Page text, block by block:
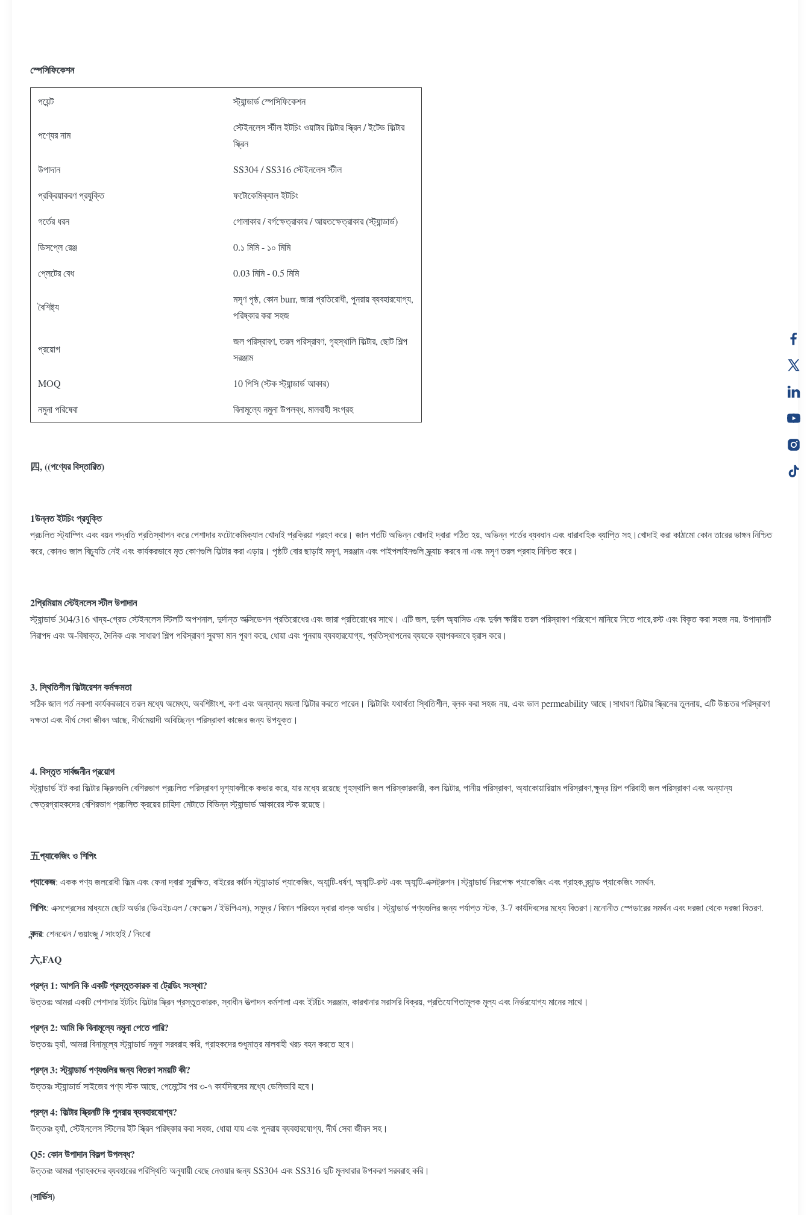
স্পেসিফিকেশন
পয়েন্ট স্ট্যান্ডার্ড স্পেসিফিকেশন
পণ্যের নাম
স্টেইনলেস স্টীল ইটচিং ওয়াটার ফিল্টার স্ক্রিন / ইটেড ফিল্টার
স্ক্রিন
উপাদান SS304 / SS316 স্টেইনলেস স্টীল
প্রক্রিয়াকরণ প্রযুক্তি ফটোকেমিক্যাল ইটচিং
গর্তের ধরন গোলাকার / বর্গক্ষেত্রাকার / আয়তক্ষেত্রাকার (স্ট্যান্ডার্ড)
ডিসপ্লে রেঞ্জ 0.১ মিমি - ১০ মিমি
প্লেটের বেধ 0.03 মিমি - 0.5 মিমি
বৈশিষ্ট্য
মসৃণ পৃষ্ঠ, কোন burr, জারা প্রতিরোধী, পুনরায় ব্যবহারযোগ্য,
পরিষ্কার করা সহজ
প্রয়োগ
জল পরিস্রাবণ, তরল পরিস্রাবণ, গৃহস্থালি ফিল্টার, ছোট শিল্প
সরঞ্জাম
MOQ 10 পিসি (স্টক স্ট্যান্ডার্ড আকার)
নমুনা পরিষেবা বিনামূল্যে নমুনা উপলব্ধ, মালবাহী সংগ্রহ
四, ((পণ্যের বিস্তারিত)
1উন্নত ইটচিং প্রযুক্তি
প্রচলিত স্ট্যাম্পিং এবং বয়ন পদ্ধতি প্রতিস্থাপন করে পেশাদার ফটোকেমিক্যাল খোদাই প্রক্রিয়া গ্রহণ করে। জাল গর্তটি অভিন্ন খোদাই দ্বারা গঠিত হয়, অভিন্ন গর্তের ব্যবধান এবং ধারাবাহিক ব্যাপ্তি সহ।খোদাই করা কাঠামো কোন তারের ভাঙ্গন নিশ্চিত
করে, কোনও জাল বিচ্যুতি নেই এবং কার্যকরভাবে মৃত কোণগুলি ফিল্টার করা এড়ায়। পৃষ্ঠটি বোর ছাড়াই মসৃণ, সরঞ্জাম এবং পাইপলাইনগুলি স্ক্র্যাচ করবে না এবং মসৃণ তরল প্রবাহ নিশ্চিত করে।
2প্রিমিয়াম স্টেইনলেস স্টীল উপাদান
স্ট্যান্ডার্ড 304/316 খাদ্য-গ্রেড স্টেইনলেস স্টিলটি অপশনাল, দুর্দান্ত অক্সিডেশন প্রতিরোধের এবং জারা প্রতিরোধের সাথে। এটি জল, দুর্বল অ্যাসিড এবং দুর্বল ক্ষারীয় তরল পরিস্রাবণ পরিবেশে মানিয়ে নিতে পারে,রস্ট এবং বিকৃত করা সহজ নয়. উপাদানটি
নিরাপদ এবং অ-বিষাক্ত, দৈনিক এবং সাধারণ শিল্প পরিস্রাবণ সুরক্ষা মান পূরণ করে, ধোয়া এবং পুনরায় ব্যবহারযোগ্য, প্রতিস্থাপনের ব্যয়কে ব্যাপকভাবে হ্রাস করে।
3. স্থিতিশীল ফিল্টারেশন কর্মক্ষমতা
সঠিক জাল গর্ত নকশা কার্যকরভাবে তরল মধ্যে অমেধ্য, অবশিষ্টাংশ, কণা এবং অন্যান্য ময়লা ফিল্টার করতে পারেন। ফিল্টারিং যথার্থতা স্থিতিশীল, ব্লক করা সহজ নয়, এবং ভাল permeability আছে।সাধারণ ফিল্টার স্ক্রিনের তুলনায়, এটি উচ্চতর পরিস্রাবণ
দক্ষতা এবং দীর্ঘ সেবা জীবন আছে, দীর্ঘমেয়াদী অবিচ্ছিন্ন পরিস্রাবণ কাজের জন্য উপযুক্ত।
4. বিস্তৃত সার্বজনীন প্রয়োগ
স্ট্যান্ডার্ড ইট করা ফিল্টার স্ক্রিনগুলি বেশিরভাগ প্রচলিত পরিস্রাবণ দৃশ্যাবলীকে কভার করে, যার মধ্যে রয়েছে গৃহস্থালি জল পরিস্কারকারী, কল ফিল্টার, পানীয় পরিস্রাবণ, অ্যাকোয়ারিয়াম পরিস্রাবণ,ক্ষুদ্র শিল্প পরিবাহী জল পরিস্রাবণ এবং অন্যান্য
ক্ষেত্রগ্রাহকদের বেশিরভাগ প্রচলিত ক্রয়ের চাহিদা মেটাতে বিভিন্ন স্ট্যান্ডার্ড আকারের স্টক রয়েছে।
五প্যাকেজিং ও শিপিং
প্যাকেজ: একক পণ্য জলরোধী ফিল্ম এবং ফেনা দ্বারা সুরক্ষিত, বাইরের কার্টন স্ট্যান্ডার্ড প্যাকেজিং, অ্যান্টি-ধর্ষণ, অ্যান্টি-রস্ট এবং অ্যান্টি-এক্সট্রুশন।স্ট্যান্ডার্ড নিরপেক্ষ প্যাকেজিং এবং গ্রাহক ব্র্যান্ড প্যাকেজিং সমর্থন.
শিপিং: এক্সপ্রেসের মাধ্যমে ছোট অর্ডার (ডিএইচএল / ফেডেক্স / ইউপিএস), সমুদ্র / বিমান পরিবহন দ্বারা বাল্ক অর্ডার। স্ট্যান্ডার্ড পণ্যগুলির জন্য পর্যাপ্ত স্টক, 3-7 কার্যদিবসের মধ্যে বিতরণ।মনোনীত স্পেডারের সমর্থন এবং দরজা থেকে দরজা বিতরণ.
বন্দর: শেনঝেন / গুয়াংজু / সাংহাই / নিংবো
六,FAQ
প্রশ্ন 1: আপনি কি একটি প্রস্তুতকারক বা ট্রেডিং সংস্থা?
উত্তরঃ আমরা একটি পেশাদার ইটচিং ফিল্টার স্ক্রিন প্রস্তুতকারক, স্বাধীন উত্পাদন কর্মশালা এবং ইটচিং সরঞ্জাম, কারখানার সরাসরি বিক্রয়, প্রতিযোগিতামূলক মূল্য এবং নির্ভরযোগ্য মানের সাথে।
প্রশ্ন 2: আমি কি বিনামূল্যে নমুনা পেতে পারি?
উত্তরঃ হ্যাঁ, আমরা বিনামূল্যে স্ট্যান্ডার্ড নমুনা সরবরাহ করি, গ্রাহকদের শুধুমাত্র মালবাহী খরচ বহন করতে হবে।
প্রশ্ন 3: স্ট্যান্ডার্ড পণ্যগুলির জন্য বিতরণ সময়টি কী?
উত্তরঃ স্ট্যান্ডার্ড সাইজের পণ্য স্টক আছে, পেমেন্টের পর ৩-৭ কার্যদিবসের মধ্যে ডেলিভারি হবে।
প্রশ্ন 4: ফিল্টার স্ক্রিনটি কি পুনরায় ব্যবহারযোগ্য?
উত্তরঃ হ্যাঁ, স্টেইনলেস স্টিলের ইট স্ক্রিন পরিষ্কার করা সহজ, ধোয়া যায় এবং পুনরায় ব্যবহারযোগ্য, দীর্ঘ সেবা জীবন সহ।
Q5: কোন উপাদান বিকল্প উপলব্ধ?
উত্তরঃ আমরা গ্রাহকদের ব্যবহারের পরিস্থিতি অনুযায়ী বেছে নেওয়ার জন্য SS304 এবং SS316 দুটি মূলধারার উপকরণ সরবরাহ করি।
(সার্ভিস)